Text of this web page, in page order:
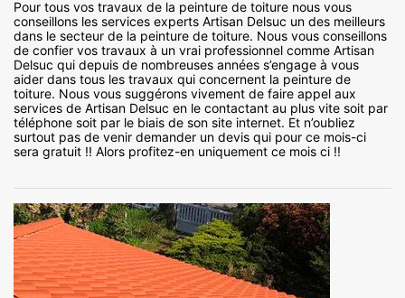
Pour tous vos travaux de la peinture de toiture nous vous
conseillons les services experts Artisan Delsuc un des meilleurs
dans le secteur de la peinture de toiture. Nous vous conseillons
de confier vos travaux à un vrai professionnel comme Artisan
Delsuc qui depuis de nombreuses années s’engage à vous
aider dans tous les travaux qui concernent la peinture de
toiture. Nous vous suggérons vivement de faire appel aux
services de Artisan Delsuc en le contactant au plus vite soit par
téléphone soit par le biais de son site internet. Et n’oubliez
surtout pas de venir demander un devis qui pour ce mois-ci
sera gratuit !! Alors profitez-en uniquement ce mois ci !!